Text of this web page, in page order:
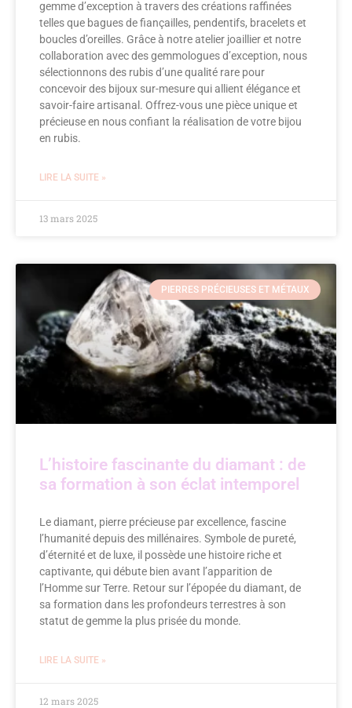
gemme d’exception à travers des créations raffinées
telles que bagues de fiançailles, pendentifs, bracelets et
boucles d’oreilles. Grâce à notre atelier joaillier et notre
collaboration avec des gemmologues d’exception, nous
sélectionnons des rubis d’une qualité rare pour
concevoir des bijoux sur-mesure qui allient élégance et
savoir-faire artisanal. Offrez-vous une pièce unique et
précieuse en nous confiant la réalisation de votre bijou
en rubis.
LIRE LA SUITE »
13 mars 2025
PIERRES PRÉCIEUSES ET MÉTAUX
L’histoire fascinante du diamant : de
sa formation à son éclat intemporel
Le diamant, pierre précieuse par excellence, fascine
l’humanité depuis des millénaires. Symbole de pureté,
d’éternité et de luxe, il possède une histoire riche et
captivante, qui débute bien avant l’apparition de
l’Homme sur Terre. Retour sur l’épopée du diamant, de
sa formation dans les profondeurs terrestres à son
statut de gemme la plus prisée du monde.
LIRE LA SUITE »
12 mars 2025